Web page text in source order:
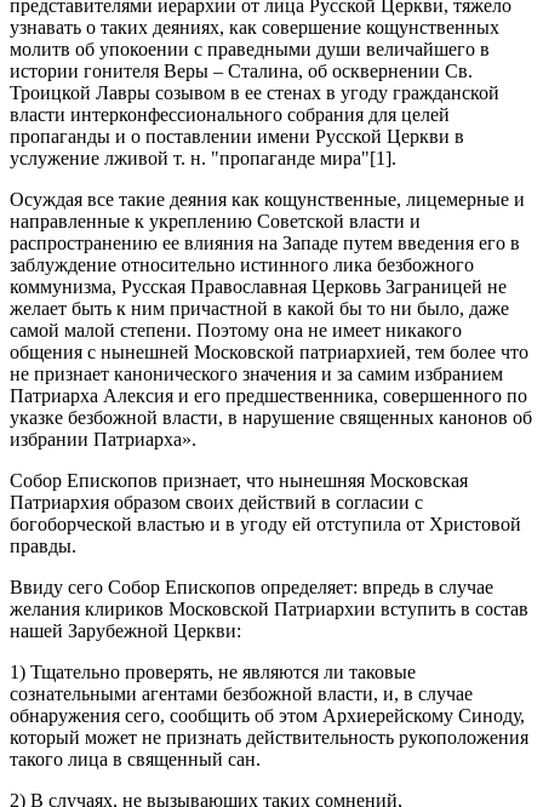
представителями иерархии от лица Русской Церкви, тяжело
узнавать о таких деяниях, как совершение кощунственных
молитв об упокоении с праведными души величайшего в
истории гонителя Веры – Сталина, об осквернении Св.
Троицкой Лавры созывом в ее стенах в угоду гражданской
власти интерконфессионального собрания для целей
пропаганды и о поставлении имени Русской Церкви в
услужение лживой т. н. "пропаганде мира"[1].
Осуждая все такие деяния как кощунственные, лицемерные и
направленные к укреплению Советской власти и
распространению ее влияния на Западе путем введения его в
заблуждение относительно истинного лика безбожного
коммунизма, Русская Православная Церковь Заграницей не
желает быть к ним причастной в какой бы то ни было, даже
самой малой степени. Поэтому она не имеет никакого
общения с нынешней Московской патриархией, тем более что
не признает канонического значения и за самим избранием
Патриарха Алексия и его предшественника, совершенного по
указке безбожной власти, в нарушение священных канонов об
избрании Патриарха».
Собор Епископов признает, что нынешняя Московская
Патриархия образом своих действий в согласии с
богоборческой властью и в угоду ей отступила от Христовой
правды.
Ввиду сего Собор Епископов определяет: впредь в случае
желания клириков Московской Патриархии вступить в состав
нашей Зарубежной Церкви:
1) Тщательно проверять, не являются ли таковые
сознательными агентами безбожной власти, и, в случае
обнаружения сего, сообщить об этом Архиерейскому Синоду,
который может не признать действительность рукоположения
такого лица в священный сан.
2) В случаях, не вызывающих таких сомнений,